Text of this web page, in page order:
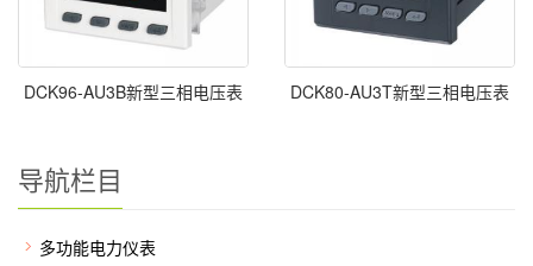
DCK96-AU3B新型三相电压表 DCK80-AU3T新型三相电压表
导航栏目
多功能电力仪表